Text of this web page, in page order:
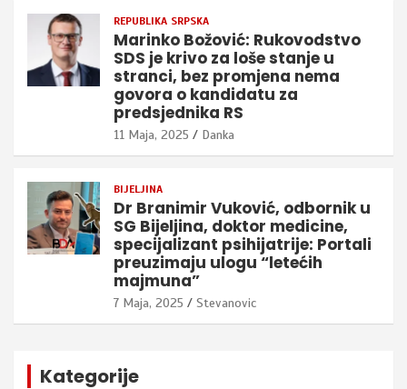
REPUBLIKA SRPSKA
Marinko Božović: Rukovodstvo
SDS je krivo za loše stanje u
stranci, bez promjena nema
govora o kandidatu za
predsjednika RS
11 Maja, 2025 Danka
BIJELJINA
Dr Branimir Vuković, odbornik u
SG Bijeljina, doktor medicine,
specijalizant psihijatrije: Portali
preuzimaju ulogu “letećih
majmuna”
7 Maja, 2025 Stevanovic
Kategorije